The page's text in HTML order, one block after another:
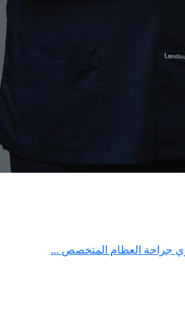
جراحة العظام المتخصص ...